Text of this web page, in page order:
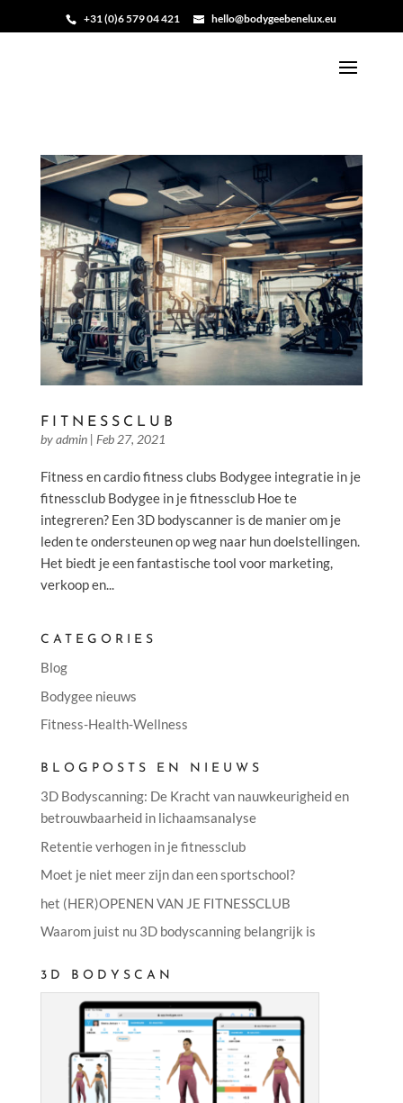
+31 (0)6 579 04 421 hello@bodygeebenelux.eu
FITNESSCLUB
byadmin| Feb 27, 2021
Fitness en cardio fitness clubs Bodygee integratie in je
fitnessclub Bodygee in je fitnessclub Hoe te
integreren? Een 3D bodyscanner is de manier om je
leden te ondersteunen op weg naar hun doelstellingen.
Het biedt je een fantastische tool voor marketing,
verkoop en...
CATEGORIES
Blog
Bodygee nieuws
Fitness-Health-Wellness
BLOGPOSTS EN NIEUWS
3D Bodyscanning: De Kracht van nauwkeurigheid en
betrouwbaarheid in lichaamsanalyse
Retentie verhogen in je fitnessclub
Moet je niet meer zijn dan een sportschool?
het (HER)OPENEN VAN JE FITNESSCLUB
Waarom juist nu 3D bodyscanning belangrijk is
3D BODYSCAN